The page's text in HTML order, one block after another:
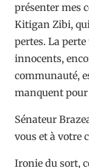
présenter mes
Kitigan Zibi,
pertes. La
innocents,
communauté,
manquent
Sénateur
vous et à votre
Ironie du sort,